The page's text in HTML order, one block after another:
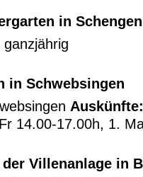
in Schengen
in Schwebsingen
14.00-17.00h, 1.
Villenanlage in